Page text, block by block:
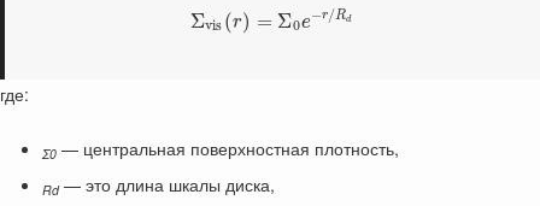
Σvis (r) = Σ0e−r/Rd
где:
Σ0 — центральная поверхностная плотность,
Rd— это длина шкалы диска,